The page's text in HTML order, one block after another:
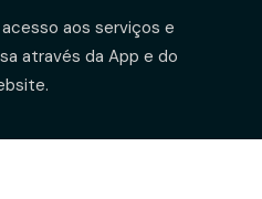
aos serviços e
através da App e do